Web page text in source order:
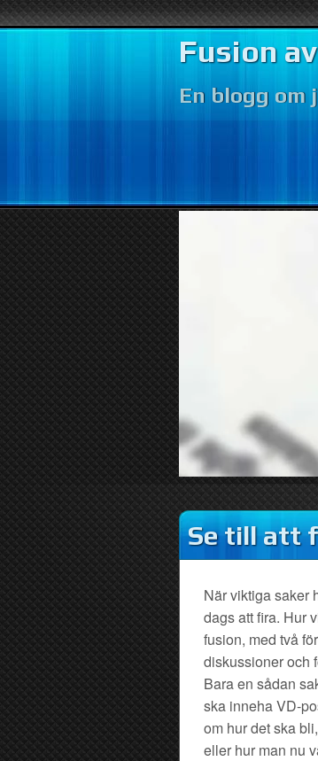
Fusion
En blogg om
Se till att
När viktiga saker
dags att fira. Hur
fusion, med två
diskussioner och
Bara en sådan
ska inneha VD-
om hur det ska
eller hur man nu